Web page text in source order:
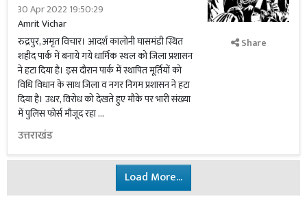
30 Apr 2022 19:50:29
Amrit Vichar
रुद्रपुर, अमृत विचार। आदर्श कालोनी घासमंडी स्थित
शहीद पार्क में बनाये गये धार्मिक स्थल को जिला प्रशासन
ने हटा दिया है। इस दौरान पार्क में स्थापित मूर्तियों को
विधि विधान के साथ जिला व नगर निगम प्रशासन ने हटा
दिया है। उधर, विरोध को देखते हुए मौके पर भारी संख्या
में पुलिस फोर्स मौजूद रहा …
उत्तराखंड
Share
Load More...